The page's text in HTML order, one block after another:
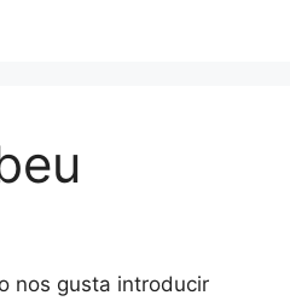
nos gusta introducir